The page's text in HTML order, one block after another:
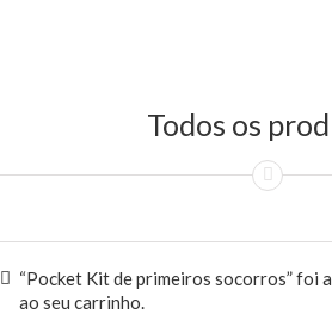
Todos os
“Pocket Kit de primeiros socorros” foi
ao seu carrinho.